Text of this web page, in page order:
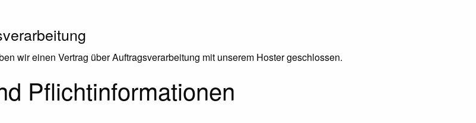
wir einen Vertrag über Auftragsverarbeitung mit unserem Hoster geschlossen.
Pflicht­informationen